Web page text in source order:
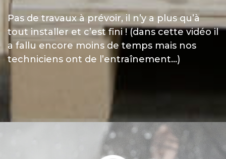
Pas de travaux à prévoir, il n’y a plus qu’à
tout installer et c’est fini ! (dans cette vidéo il
a fallu encore moins de temps mais nos
techniciens ont de l’entraînement…)